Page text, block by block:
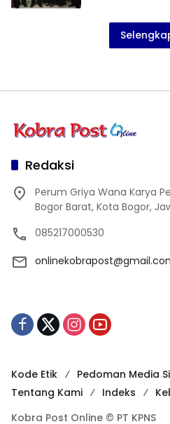
Redaksi
Perum Griya Wana Karya
Bogor Barat, Kota Bogor,
085217000530
Kode Etik Pedoman Media
Tentang Kami
Indeks
Kobra Post Online © PT KPNS